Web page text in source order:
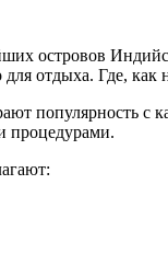
островов
отдыха. Где, как
популярность с
процедурами.